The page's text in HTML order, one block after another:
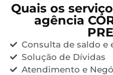
Quais os
agência
Consulta de saldo e
Solução de Dívidas
Atendimento e